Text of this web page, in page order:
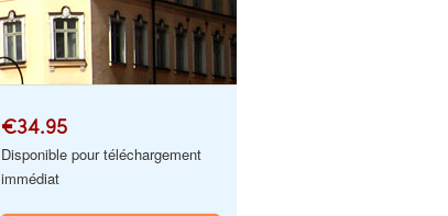
€34.95
Disponible pour téléchargement
immédiat